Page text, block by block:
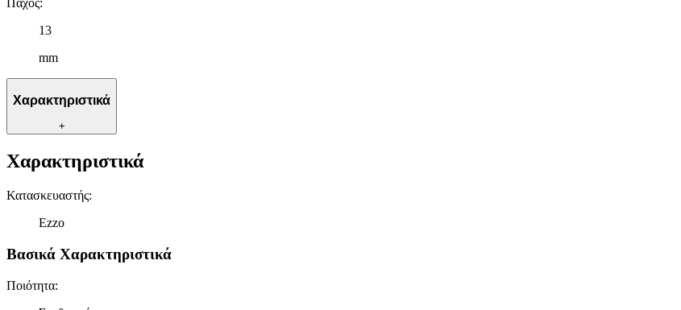
Πάχος:
13
mm
Χαρακτηριστικά
+
Χαρακτηριστικά
Κατασκευαστής:
Ezzo
Βασικά Χαρακτηριστικά
Ποιότητα: